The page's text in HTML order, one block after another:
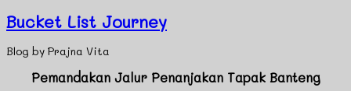
Bucket List Journey
Blog by Prajna Vita
Pemandakan Jalur Penanjakan Tapak Banteng